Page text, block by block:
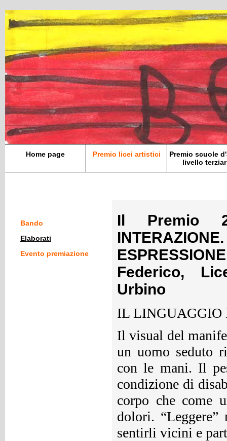
Home page Premio licei artistici
Premio scuole
livello
Bando
Elaborati
Evento premiazione
Il Premio
Federico,
Urbino
IL LINGUAGGIO
Il visual del
un uomo seduto
con le mani. Il
condizione di
corpo che come
dolori.
sentirli vicini e